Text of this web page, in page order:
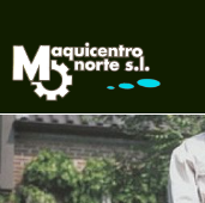
Anterior